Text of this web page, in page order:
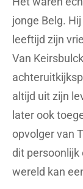
jonge Belg.
leeftijd zijn
Van
altijd uit zijn
later ook
opvolger van
dit persoonlijk
wereld kan